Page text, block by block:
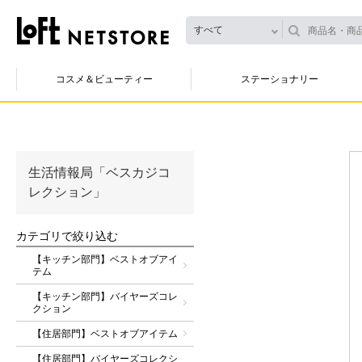
すべて
コスメ＆ビューティー ステーショナリー
生活情報局「ベスカジコ
レクション」
カテゴリで絞り込む
【キッチン部門】ベストオブアイ
テム
【キッチン部門】バイヤーズコレ
クション
【住居部門】ベストオブアイテム
【住居部門】バイヤーズコレクシ